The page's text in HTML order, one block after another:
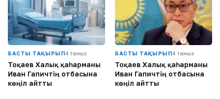
БАСТЫ ТАҚЫРЫП4 тамыз
Тоқаев Халық қаһарманы
Иван Гапичтің отбасына
көңіл айтты
БАСТЫ ТАҚЫРЫП4 тамыз
Тоқаев Халық қаһарманы
Иван Гапичтің отбасына
көңіл айтты